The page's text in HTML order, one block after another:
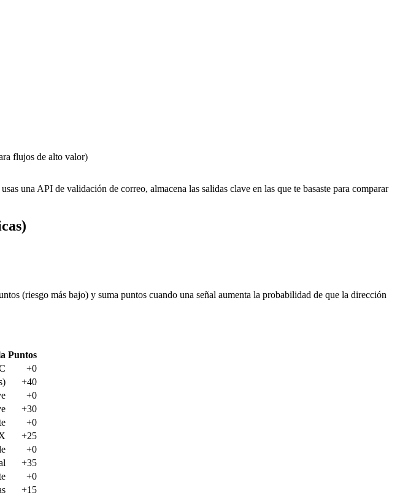
flujos de alto valor)
una API de validación de correo, almacena las salidas clave en las que te basaste para comparar
(riesgo más bajo) y suma puntos cuando una señal aumenta la probabilidad de que la dirección
Puntos
+0
+40
+0
+30
+0
+25
+0
+35
+0
+15